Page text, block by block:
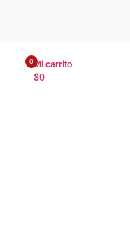
0Mi carrito
$0